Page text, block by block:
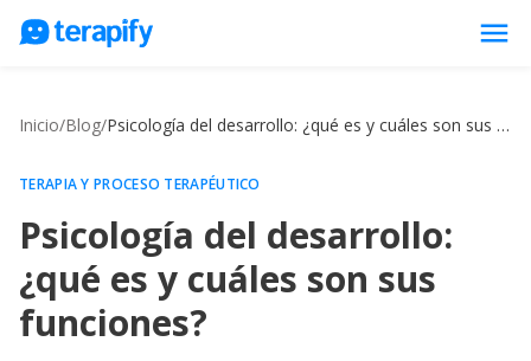
menu
Opiniones
Empresas
Preguntas frecuentes
Blog
Inicio/Blog/ Psicología del desarrollo: ¿qué es y cuáles son sus funciones?
TERAPIA Y PROCESO TERAPÉUTICO
Psicología del desarrollo:
¿qué es y cuáles son sus
funciones?